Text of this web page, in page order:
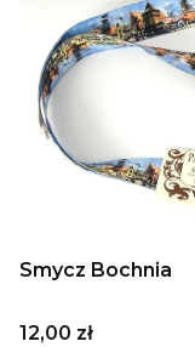
Smycz Bochnia
Cena
12,00 zł